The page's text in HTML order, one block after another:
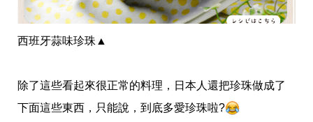
西班牙蒜味珍珠 ▲
除了這些看起來很正常的料理，日本人還把珍珠做成了
下面這些東西，只能說，到底多愛珍珠啦?